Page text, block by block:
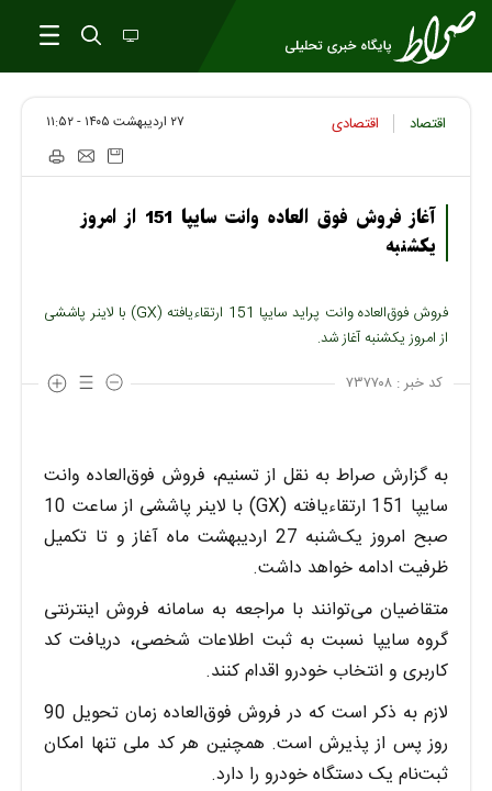
اقتصاد اقتصادی ۲۷ ارديبهشت ۱۴۰۵ - ۱۱:۵۲
آغاز فروش فوق العاده وانت سایپا 151 از امروز
یکشنبه
فروش فوق‌العاده وانت پراید سایپا 151 ارتقاءیافته (GX) با لاینر پاششی
از امروز یکشنبه آغاز شد.
کد خبر : ۷۳۷۷۰۸
به گزارش صراط به نقل از تسنیم، فروش فوق‌العاده وانت
سایپا 151 ارتقاءیافته (GX) با لاینر پاششی از ساعت 10
صبح امروز یک‌شنبه 27 اردیبهشت ماه آغاز و تا تکمیل
ظرفیت ادامه خواهد داشت.
متقاضیان می‌توانند با مراجعه به سامانه فروش اینترنتی
گروه سایپا نسبت به ثبت اطلاعات شخصی، دریافت کد
کاربری و انتخاب خودرو اقدام کنند.
لازم به ذکر است که در فروش فوق‌العاده زمان تحویل 90
روز پس از پذیرش است. همچنین هر کد ملی تنها امکان
ثبت‌نام یک دستگاه خودرو را دارد.